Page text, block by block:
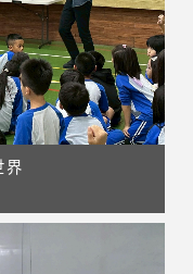
界